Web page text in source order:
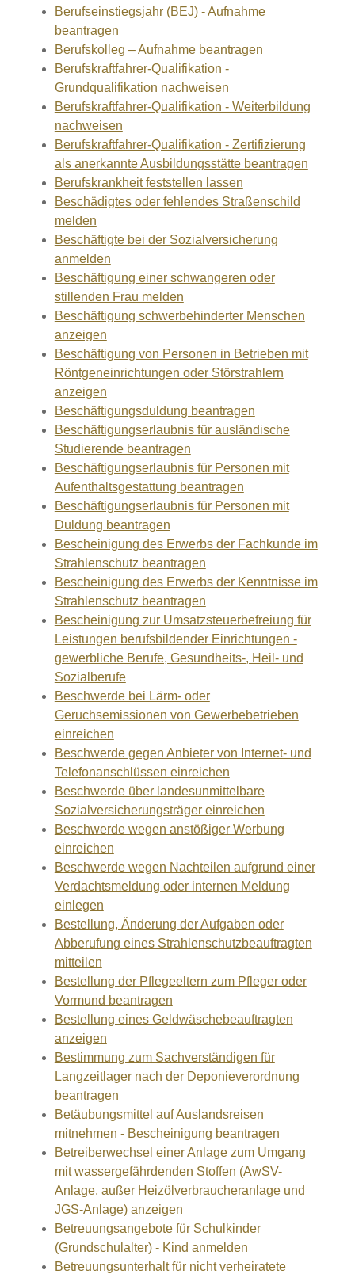
Berufseinstiegsjahr (BEJ) - Aufnahme
beantragen
Berufskolleg – Aufnahme beantragen
Berufskraftfahrer-Qualifikation -
Grundqualifikation nachweisen
Berufskraftfahrer-Qualifikation - Weiterbildung
nachweisen
Berufskraftfahrer-Qualifikation - Zertifizierung
als anerkannte Ausbildungsstätte beantragen
Berufskrankheit feststellen lassen
Beschädigtes oder fehlendes Straßenschild
melden
Beschäftigte bei der Sozialversicherung
anmelden
Beschäftigung einer schwangeren oder
stillenden Frau melden
Beschäftigung schwerbehinderter Menschen
anzeigen
Beschäftigung von Personen in Betrieben mit
Röntgeneinrichtungen oder Störstrahlern
anzeigen
Beschäftigungsduldung beantragen
Beschäftigungserlaubnis für ausländische
Studierende beantragen
Beschäftigungserlaubnis für Personen mit
Aufenthaltsgestattung beantragen
Beschäftigungserlaubnis für Personen mit
Duldung beantragen
Bescheinigung des Erwerbs der Fachkunde im
Strahlenschutz beantragen
Bescheinigung des Erwerbs der Kenntnisse im
Strahlenschutz beantragen
Bescheinigung zur Umsatzsteuerbefreiung für
Leistungen berufsbildender Einrichtungen -
gewerbliche Berufe, Gesundheits-, Heil- und
Sozialberufe
Beschwerde bei Lärm- oder
Geruchsemissionen von Gewerbebetrieben
einreichen
Beschwerde gegen Anbieter von Internet- und
Telefonanschlüssen einreichen
Beschwerde über landesunmittelbare
Sozialversicherungsträger einreichen
Beschwerde wegen anstößiger Werbung
einreichen
Beschwerde wegen Nachteilen aufgrund einer
Verdachtsmeldung oder internen Meldung
einlegen
Bestellung, Änderung der Aufgaben oder
Abberufung eines Strahlenschutzbeauftragten
mitteilen
Bestellung der Pflegeeltern zum Pfleger oder
Vormund beantragen
Bestellung eines Geldwäschebeauftragten
anzeigen
Bestimmung zum Sachverständigen für
Langzeitlager nach der Deponieverordnung
beantragen
Betäubungsmittel auf Auslandsreisen
mitnehmen - Bescheinigung beantragen
Betreiberwechsel einer Anlage zum Umgang
mit wassergefährdenden Stoffen (AwSV-
Anlage, außer Heizölverbraucheranlage und
JGS-Anlage) anzeigen
Betreuungsangebote für Schulkinder
(Grundschulalter) - Kind anmelden
Betreuungsunterhalt für nicht verheiratete